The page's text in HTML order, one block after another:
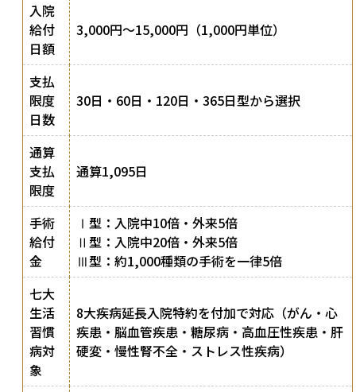
入院
給付
日額
3,000円〜15,000円（1,000円単位）
支払
限度
日数
30日・60日・120日・365日型から選択
通算
支払
限度
通算1,095日
手術
給付
金
Ⅰ型：入院中10倍・外来5倍
Ⅱ型：入院中20倍・外来5倍
Ⅲ型：約1,000種類の手術を一律5倍
七大
生活
習慣
病対
象
8大疾病延長入院特約を付加で対応（がん・心
疾患・脳血管疾患・糖尿病・高血圧性疾患・肝
硬変・慢性腎不全・ストレス性疾病）